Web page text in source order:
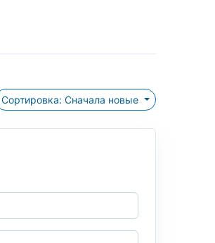
Сортировка: Сначала новые